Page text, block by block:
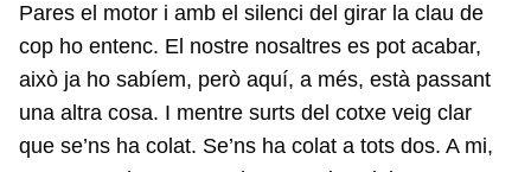
Pares el motor i amb el silenci del girar la clau de
cop ho entenc. El nostre nosaltres es pot acabar,
això ja ho sabíem, però aquí, a més, està passant
una altra cosa. I mentre surts del cotxe veig clar
que se’ns ha colat. Se’ns ha colat a tots dos. A mi,